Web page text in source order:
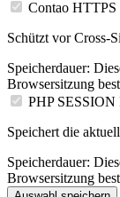
Contao HTTPS
Schützt vor Cross-
Speicherdauer:
Browsersitzung
PHP SESSION
Speichert die
Speicherdauer:
Browsersitzung